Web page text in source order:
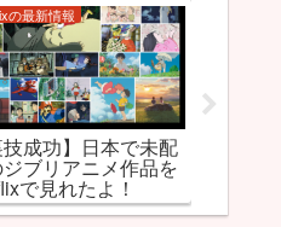
の最新情報
技成功】日本で未配
ブリアニメ作品を
で見れたよ！